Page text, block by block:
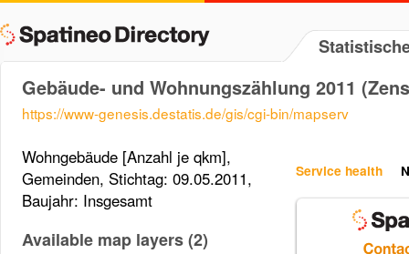
Gebäude- und Wohnungszählung 2011
https://www-genesis.destatis.de/gis/cgi-bin/mapserv
Service health
Wohngebäude [Anzahl je qkm],
Gemeinden, Stichtag: 09.05.2011,
Baujahr: Insgesamt
Available map layers (2)